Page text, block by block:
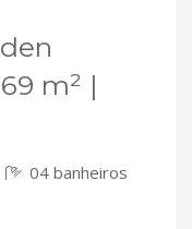
m² |
04 banheiros